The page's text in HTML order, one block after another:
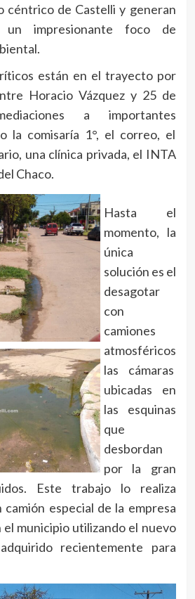
céntrico de Castelli y generan
impresionante foco de
están en el trayecto por
Horacio Vázquez y 25 de
a importantes
la comisaría 1°, el correo, el
una clínica privada, el INTA
Chaco.
Hasta el
momento, la
única
solución es el
desagotar
con
camiones
atmosféricos
las cámaras
ubicadas en
las esquinas
que
desbordan
por la gran
Este trabajo lo realiza
especial de la empresa
el municipio utilizando el nuevo
recientemente para